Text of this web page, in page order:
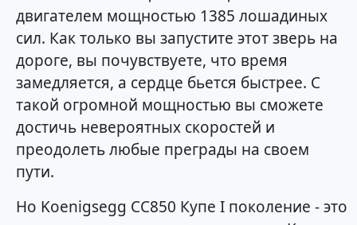
двигателем мощностью 1385 лошадиных
сил. Как только вы запустите этот зверь на
дороге, вы почувствуете, что время
замедляется, а сердце бьется быстрее. С
такой огромной мощностью вы сможете
достичь невероятных скоростей и
преодолеть любые преграды на своем
пути.
Но Koenigsegg CC850 Купе I поколение - это